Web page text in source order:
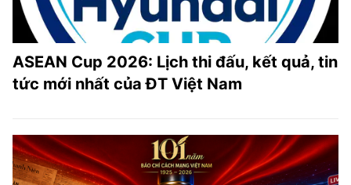
ASEAN Cup 2026: Lịch thi đấu, kết quả, tin
tức mới nhất của ĐT Việt Nam